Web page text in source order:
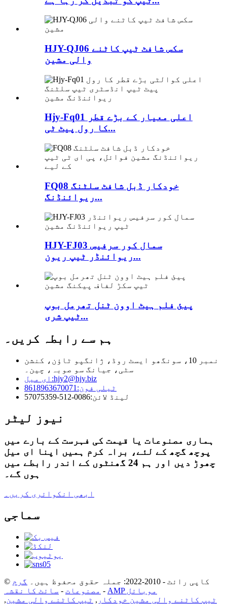
HJY-QJ06 سکس شافٹ ٹیپ کاٹنے
والی مشین
Hjy-Fq01 اعلی معیار کے بڑے قطر
کا رول پیٹ ٹی...
FQ08 خودکار ڈبل شافٹ سلٹنگ
ریوائنڈنگ...
HJY-FJ03 سمال کور سرفیس
ریوائنڈر ٹیپ ریون...
پیئ فلم ہیٹ اوون ٹنل تھرمل بوپ
ٹیپ شری...
ہم سے رابطہ کریں۔
نمبر 10، سونگھو ایسٹ روڈ، ژانگپو ٹاؤن، کنشن
سٹی، جیانگ سو صوبہ، چین۔
ای میل:hjy2@hjy.biz
ٹیلی فون: 8618963670071
لینڈ لائن:0086-512-57075359
نیوز لیٹر
ہماری مصنوعات یا قیمت کی فہرست کے بارے میں
پوچھ گچھ کے لئے، براہ کرم ہمیں اپنا ای میل
چھوڑ دیں اور ہم 24 گھنٹوں کے اندر رابطے میں
ہوں گے۔
ابھی انکوائری کریں۔
سماجی
© کاپی رائٹ - 2010-2022: جملہ حقوق محفوظ ہیں۔
گرم
مصنوعات - سائٹ کا نقشہ -
AMP موبائل
ٹیپ کاٹنے والی مشین خودکار , ٹیپ کاٹنے والی مشین,